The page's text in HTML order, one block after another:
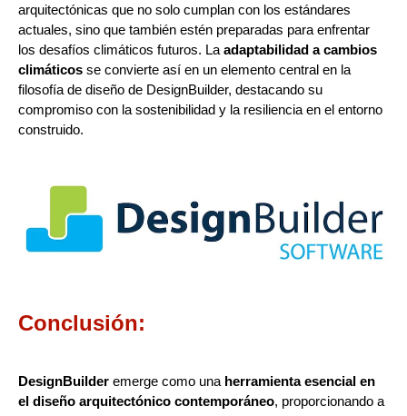
arquitectónicas que no solo cumplan con los estándares
actuales, sino que también estén preparadas para enfrentar
los desafíos climáticos futuros. La adaptabilidad a cambios
climáticos se convierte así en un elemento central en la
filosofía de diseño de DesignBuilder, destacando su
compromiso con la sostenibilidad y la resiliencia en el entorno
construido.
Conclusión:
DesignBuilder emerge como una herramienta esencial en
el diseño arquitectónico contemporáneo, proporcionando a